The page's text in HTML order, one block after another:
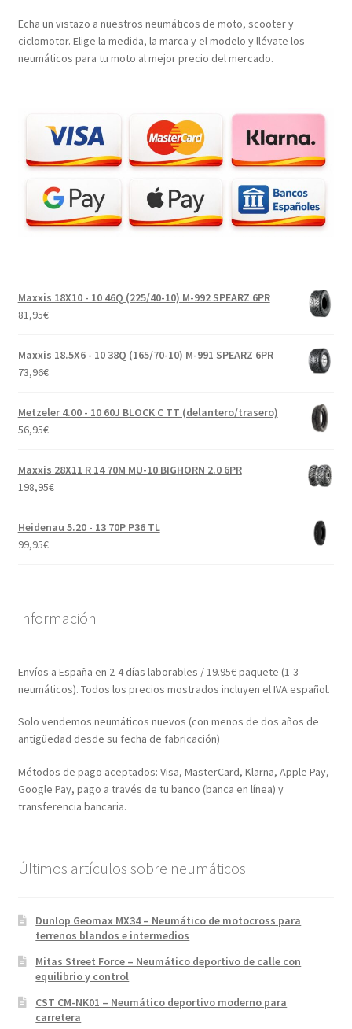
Echa un vistazo a nuestros neumáticos de moto, scooter y
ciclomotor. Elige la medida, la marca y el modelo y llévate los
neumáticos para tu moto al mejor precio del mercado.
Maxxis 18X10 - 10 46Q (225/40-10) M-992 SPEARZ 6PR
81,95€
Maxxis 18.5X6 - 10 38Q (165/70-10) M-991 SPEARZ 6PR
73,96€
Metzeler 4.00 - 10 60J BLOCK C TT (delantero/trasero)
56,95€
Maxxis 28X11 R 14 70M MU-10 BIGHORN 2.0 6PR
198,95€
Heidenau 5.20 - 13 70P P36 TL
99,95€
Información
Envíos a España en 2-4 días laborables / 19.95€ paquete (1-3
neumáticos). Todos los precios mostrados incluyen el IVA español.
Solo vendemos neumáticos nuevos (con menos de dos años de
antigüedad desde su fecha de fabricación)
Métodos de pago aceptados: Visa, MasterCard, Klarna, Apple Pay,
Google Pay, pago a través de tu banco (banca en línea) y
transferencia bancaria.
Últimos artículos sobre neumáticos
Dunlop Geomax MX34 – Neumático de motocross para
terrenos blandos e intermedios
Mitas Street Force – Neumático deportivo de calle con
equilibrio y control
CST CM-NK01 – Neumático deportivo moderno para
carretera